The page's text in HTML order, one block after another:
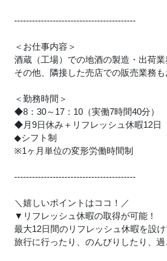
-----------------------------------------
＜お仕事内容＞
酒蔵（工場）での地酒の製造・出荷業
その他、隣接した売店での販売業務も
＜勤務時間＞
◆8：30～17：10（実働7時間40分）
◆月9日休み＋リフレッシュ休暇12日
◆シフト制
※1ヶ月単位の変形労働時間制
-----------------------------------------
＼嬉しいポイントはココ！／
▼リフレッシュ休暇の取得が可能！
最大12日間のリフレッシュ休暇を設け
旅行に行ったり、のんびりしたり、過